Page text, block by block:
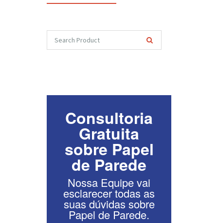
Consultoria
Gratuita
sobre Papel
de Parede
Nossa Equipe vai
esclarecer todas as
suas dúvidas sobre
Papel de Parede.